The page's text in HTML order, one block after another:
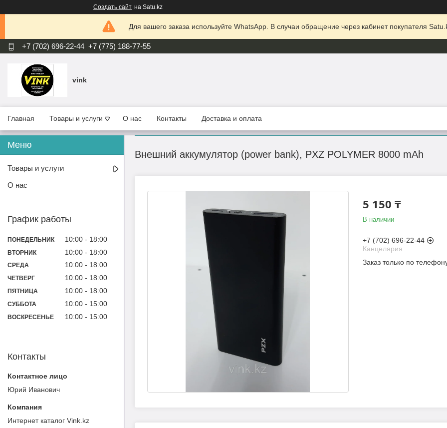
Создать сайт на Satu.kz
Для вашего заказа используйте WhatsApp. В случаи обращение через кабинет покупателя
+7 (702) 696-22-44 +7 (775) 188-77-55
vink
Главная Товары и услуги О нас Контакты Доставка и оплата
Внешний аккумулятор (power bank), PXZ POLYMER 8000 mAh
5 150 ₸
В наличии
+7 (702) 696-22-44
Канцелярия
Заказ только по
Товары и услуги
О нас
График работы
ПОНЕДЕЛЬНИК 10:00 18:00
ВТОРНИК 10:00 18:00
СРЕДА 10:00 18:00
ЧЕТВЕРГ 10:00 18:00
ПЯТНИЦА 10:00 18:00
СУББОТА 10:00 15:00
ВОСКРЕСЕНЬЕ 10:00 15:00
Контакты
Юрий Иванович
Интернет каталог Vink.kz